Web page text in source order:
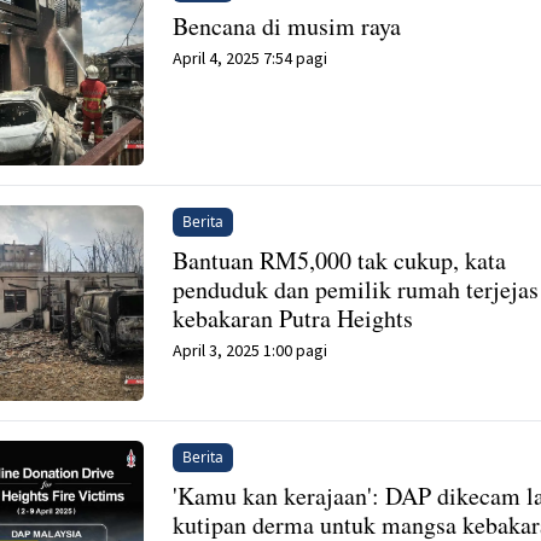
Bencana di musim raya
April 4, 2025 7:54 pagi
Berita
Bantuan RM5,000 tak cukup, kata
penduduk dan pemilik rumah terjejas
kebakaran Putra Heights
April 3, 2025 1:00 pagi
Berita
'Kamu kan kerajaan': DAP dikecam
kutipan derma untuk mangsa